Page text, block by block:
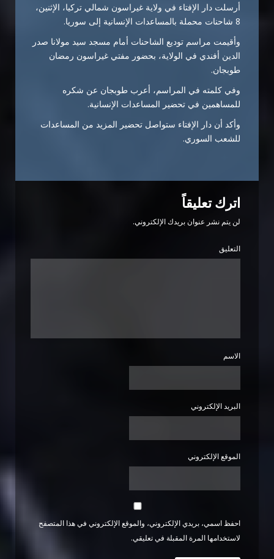
أرسلت دار الإفتاء في ولاية غيراسون شمالي تركيا، الإثنين،
8 شاحنات محملة بالمساعدات الإنسانية إلى سوريا.
وأقيمت مراسم توديع الشاحنات أمام مسجد سيد مولانا صدر
الدين أفندي في الولاية، بحضور مفتي غيراسون رمضان
طوبجان.
وفي كلمته في المراسم، أعرب طوبجان عن شكره
للمساهمين في تحضير المساعدات الإنسانية.
وأكد أن دار الإفتاء ستواصل تحضير المزيد من المساعدات
للشعب السوري.
اترك تعليقاً
لن يتم نشر عنوان بريدك الإلكتروني.
التعليق
الاسم
البريد الإلكتروني
الموقع الإلكتروني
احفظ اسمي، بريدي الإلكتروني، والموقع الإلكتروني في هذا المتصفح
لاستخدامها المرة المقبلة في تعليقي.